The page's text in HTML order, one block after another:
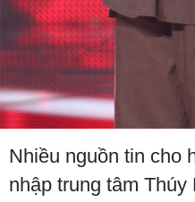
Nhiều nguồn tin cho
nhập trung tâm Thúy